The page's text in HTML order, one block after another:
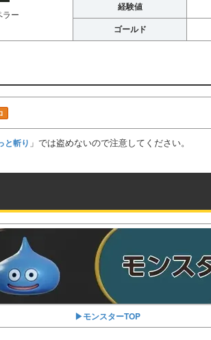
ラー
経験値
ゴールド
と斬り 」では盗めないので注意してください。
▶︎モンスターTOP